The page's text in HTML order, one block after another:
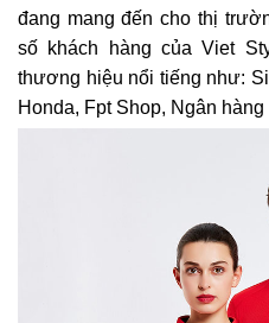
đang mang đến cho thị
số khách hàng của Viet
thương hiệu nổi tiếng như:
Honda, Fpt Shop, Ngân